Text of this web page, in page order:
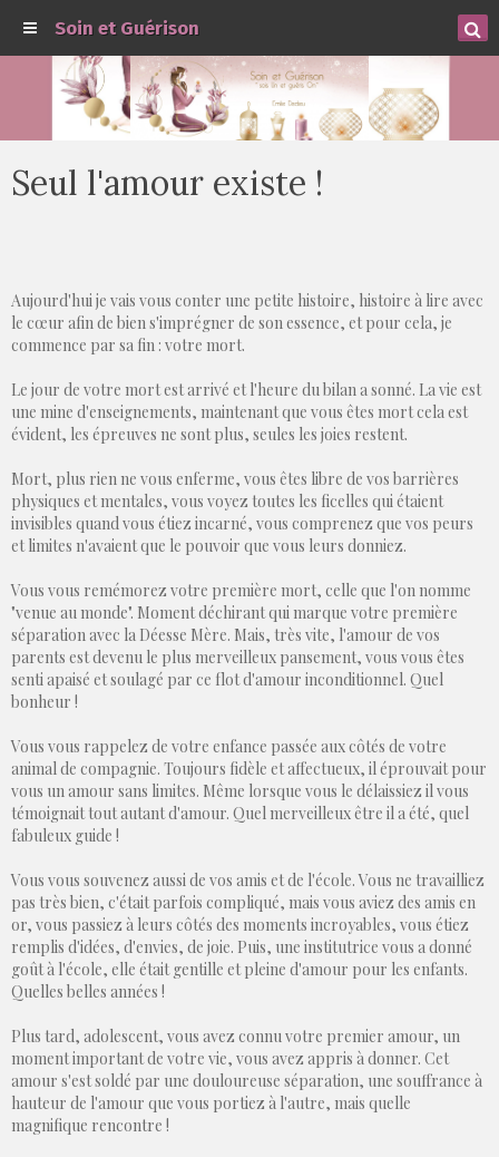
Soin et Guérison
Seul l'amour existe !
Aujourd'hui je vais vous conter une petite histoire, histoire à lire avec
le cœur afin de bien s'imprégner de son essence, et pour cela, je
commence par sa fin : votre mort.
Le jour de votre mort est arrivé et l'heure du bilan a sonné. La vie est
une mine d'enseignements, maintenant que vous êtes mort cela est
évident, les épreuves ne sont plus, seules les joies restent.
Mort, plus rien ne vous enferme, vous êtes libre de vos barrières
physiques et mentales, vous voyez toutes les ficelles qui étaient
invisibles quand vous étiez incarné, vous comprenez que vos peurs
et limites n'avaient que le pouvoir que vous leurs donniez.
Vous vous remémorez votre première mort, celle que l'on nomme
"venue au monde". Moment déchirant qui marque votre première
séparation avec la Déesse Mère. Mais, très vite, l'amour de vos
parents est devenu le plus merveilleux pansement, vous vous êtes
senti apaisé et soulagé par ce flot d'amour inconditionnel. Quel
bonheur !
Vous vous rappelez de votre enfance passée aux côtés de votre
animal de compagnie. Toujours fidèle et affectueux, il éprouvait pour
vous un amour sans limites. Même lorsque vous le délaissiez il vous
témoignait tout autant d'amour. Quel merveilleux être il a été, quel
fabuleux guide !
Vous vous souvenez aussi de vos amis et de l'école. Vous ne travailliez
pas très bien, c'était parfois compliqué, mais vous aviez des amis en
or, vous passiez à leurs côtés des moments incroyables, vous étiez
remplis d'idées, d'envies, de joie. Puis, une institutrice vous a donné
goût à l'école, elle était gentille et pleine d'amour pour les enfants.
Quelles belles années !
Plus tard, adolescent, vous avez connu votre premier amour, un
moment important de votre vie, vous avez appris à donner. Cet
amour s'est soldé par une douloureuse séparation, une souffrance à
hauteur de l'amour que vous portiez à l'autre, mais quelle
magnifique rencontre !